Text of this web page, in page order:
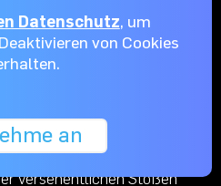
Datenschutz, um
von Cookies
an
Qualität und Haltbarkeit des
Konstruktion gehört ein
Dieser starre Rahmen
was ihn besonders
versehentlichen Stößen